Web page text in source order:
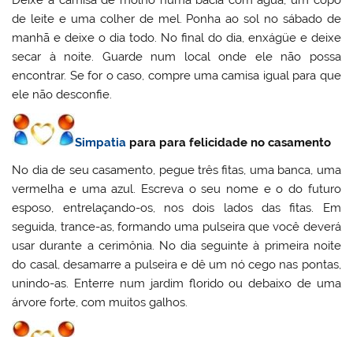
de leite e uma colher de mel. Ponha ao sol no sábado de
manhã e deixe o dia todo. No final do dia, enxágüe e deixe
secar à noite. Guarde num local onde ele não possa
encontrar. Se for o caso, compre uma camisa igual para que
ele não desconfie.
Simpatia para para felicidade no casamento
No dia de seu casamento, pegue três fitas, uma banca, uma
vermelha e uma azul. Escreva o seu nome e o do futuro
esposo, entrelaçando-os, nos dois lados das fitas. Em
seguida, trance-as, formando uma pulseira que você deverá
usar durante a cerimônia. No dia seguinte à primeira noite
do casal, desamarre a pulseira e dê um nó cego nas pontas,
unindo-as. Enterre num jardim florido ou debaixo de uma
árvore forte, com muitos galhos.